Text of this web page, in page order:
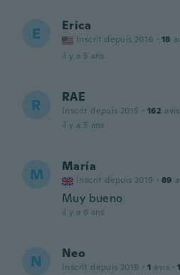
E Erica
Inscrit depuis 2016 · 18
il y a 5 ans
R RAE
Inscrit depuis 2015 · 162 avis
il y a 5 ans
M María
Inscrit depuis 2019 · 89
Muy bueno
il y a 6 ans
N Neo
Inscrit depuis 2019 · 1 avis · 1